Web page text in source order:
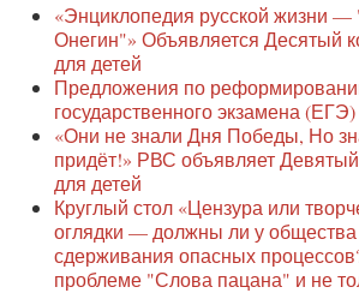
Защита семей
Образование
Наше сопротивление
Регионы
Видео
«Энциклопедия русской жизни —
Онегин"» Объявляется Десятый
для детей
Предложения по
государственного экзамена (ЕГЭ)
«Они не знали Дня Победы, Но
придёт!» РВС объявляет Девятый
для детей
Круглый стол «Цензура или
оглядки — должны ли у
сдерживания опасных
проблеме "Слова пацана" и не